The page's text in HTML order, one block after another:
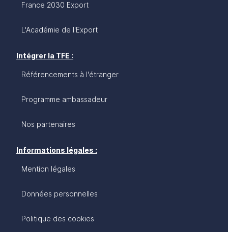
France 2030 Export
L'Académie de l'Export
Intégrer la TFE :
Référencements à l'étranger
Programme ambassadeur
Nos partenaires
Informations légales :
Mention légales
Données personnelles
Politique des cookies